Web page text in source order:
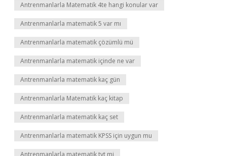
Antrenmanlarla Matematik 4te hangi konular var
Antrenmanlarla matematik 5 var mı
Antrenmanlarla matematik çözümlü mü
Antrenmanlarla matematik içinde ne var
Antrenmanlarla matematik kaç gün
Antrenmanlarla Matematik kaç kitap
Antrenmanlarla matematik kaç set
Antrenmanlarla matematik KPSS için uygun mu
Antrenmanlarla matematik tyt mi